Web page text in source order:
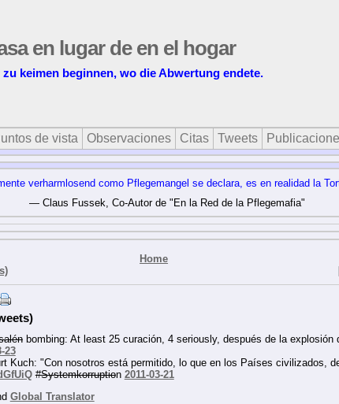
en lugar de en el hogar
keimen beginnen, wo die Abwertung endete.
de vista Observaciones Citas Tweets
verharmlosend como Pflegemangel se declara, es en realidad la
— Claus Fussek, Co-Autor de "En la Red de la Pflegemafia"
Home
bombing: At least 25 curación, 4 seriously, después de la explosión
23
Kuch: "Con nosotros está permitido, lo que en los Países civilizados,
#Systemkorruption 2011-03-21
Global Translator